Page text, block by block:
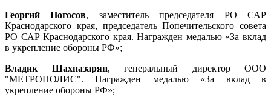
Георгий Погосов, заместитель председателя РО САР
Краснодарского края, председатель Попечительского совета
РО САР Краснодарского края. Награжден медалью «За вклад
в укрепление обороны РФ»;
Владик Шахназарян, генеральный директор ООО
"МЕТРОПОЛИС". Награжден медалью «За вклад в
укрепление обороны РФ»;